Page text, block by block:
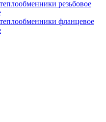
резьбовое
фланцевое